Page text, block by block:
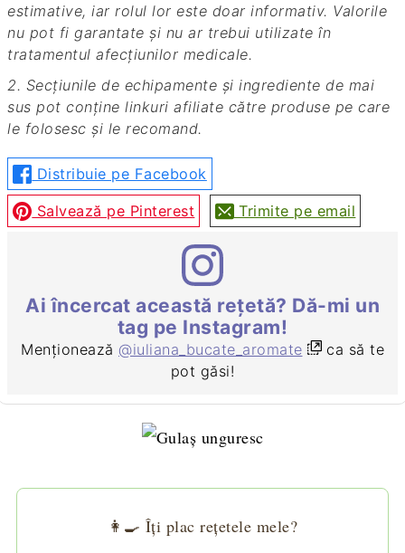
estimative, iar rolul lor este doar informativ. Valorile
nu pot fi garantate și nu ar trebui utilizate în
tratamentul afecțiunilor medicale.
2. Secțiunile de echipamente și ingrediente de mai
sus pot conține linkuri afiliate către produse pe care
le folosesc și le recomand.
Distribuie pe Facebook
Salvează pe Pinterest Trimite pe email
Ai încercat această rețetă? Dă-mi un
tag pe Instagram!
Menționează @iuliana_bucate_aromate
ca să te
pot găsi!
👩‍🍳 Îți plac rețetele mele?